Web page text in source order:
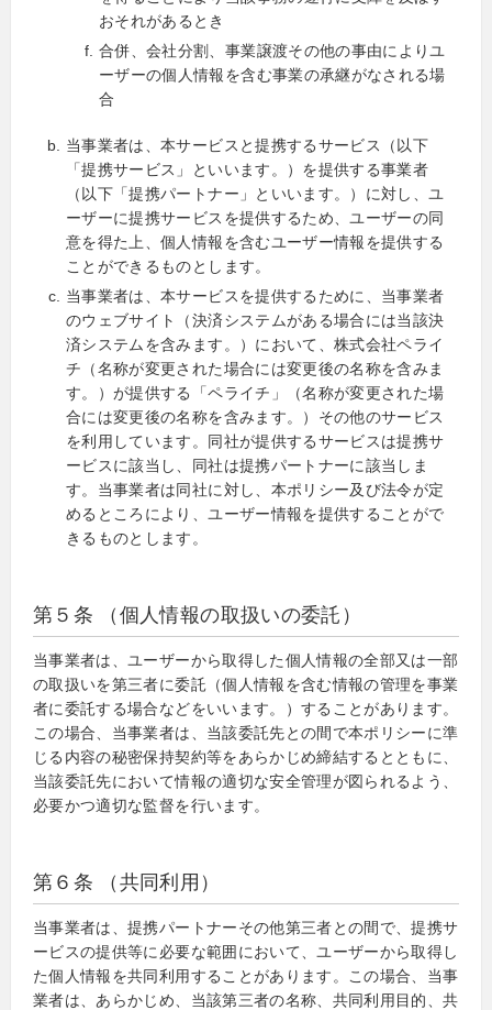
おそれがあるとき
合併、会社分割、事業譲渡その他の事由によりユ
ーザーの個人情報を含む事業の承継がなされる場
合
当事業者は、本サービスと提携するサービス（以下
「提携サービス」といいます。）を提供する事業者
（以下「提携パートナー」といいます。）に対し、ユ
ーザーに提携サービスを提供するため、ユーザーの同
意を得た上、個人情報を含むユーザー情報を提供する
ことができるものとします。
当事業者は、本サービスを提供するために、当事業者
のウェブサイト（決済システムがある場合には当該決
済システムを含みます。）において、株式会社ペライ
チ（名称が変更された場合には変更後の名称を含みま
す。）が提供する「ペライチ」（名称が変更された場
合には変更後の名称を含みます。）その他のサービス
を利用しています。同社が提供するサービスは提携サ
ービスに該当し、同社は提携パートナーに該当しま
す。当事業者は同社に対し、本ポリシー及び法令が定
めるところにより、ユーザー情報を提供することがで
きるものとします。
第５条 （個人情報の取扱いの委託）
当事業者は、ユーザーから取得した個人情報の全部又は一部
の取扱いを第三者に委託（個人情報を含む情報の管理を事業
者に委託する場合などをいいます。）することがあります。
この場合、当事業者は、当該委託先との間で本ポリシーに準
じる内容の秘密保持契約等をあらかじめ締結するとともに、
当該委託先において情報の適切な安全管理が図られるよう、
必要かつ適切な監督を行います。
第６条 （共同利用）
当事業者は、提携パートナーその他第三者との間で、提携サ
ービスの提供等に必要な範囲において、ユーザーから取得し
た個人情報を共同利用することがあります。この場合、当事
業者は、あらかじめ、当該第三者の名称、共同利用目的、共